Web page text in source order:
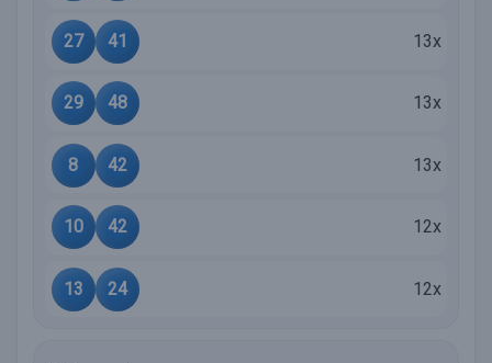
27 41 13x
29 48 13x
8 42 13x
10 42 12x
13 24 12x